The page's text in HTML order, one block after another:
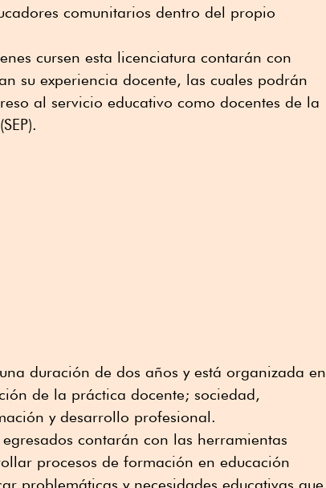
comunitarios dentro del propio
cursen esta licenciatura contarán con
su experiencia docente, las cuales podrán
al servicio educativo como docentes de la
duración de dos años y está organizada en
de la práctica docente; sociedad,
y desarrollo profesional.
contarán con las herramientas
procesos de formación en educación
problemáticas y necesidades educativas que